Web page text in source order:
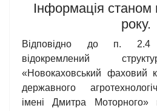
Інформація
року.
Відповідно до п. 2.4
відокремлений
«Новокаховський фаховий
державного
імені Дмитра